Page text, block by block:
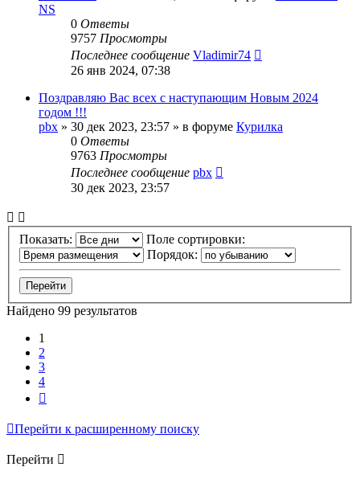
NS
0 Ответы
9757 Просмотры
Последнее сообщение Vladimir74
26 янв 2024, 07:38
Поздравляю Вас всех с наступающим Новым 2024
годом !!!
pbx » 30 дек 2023, 23:57 » в форуме Курилка
0 Ответы
9763 Просмотры
Последнее сообщение pbx
30 дек 2023, 23:57
Показать:
Поле сортировки:
Порядок:
Найдено 99 результатов
1
2
3
4
Перейти к расширенному поиску
Перейти